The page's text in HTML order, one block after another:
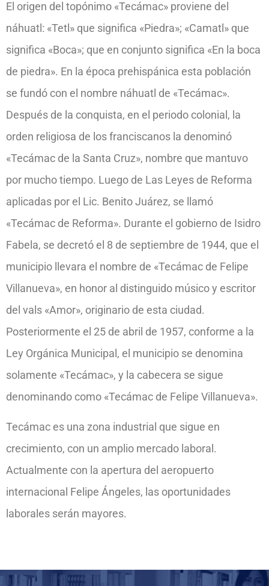
El origen del topónimo «Tecámac» proviene del
náhuatl: «Tetl» que significa «Piedra»; «Camatl» que
significa «Boca»; que en conjunto significa «En la boca
de piedra». En la época prehispánica esta población
se fundó con el nombre náhuatl de «Tecámac».
Después de la conquista, en el periodo colonial, la
orden religiosa de los franciscanos la denominó
«Tecámac de la Santa Cruz», nombre que mantuvo
por mucho tiempo. Luego de Las Leyes de Reforma
aplicadas por el Lic. Benito Juárez, se llamó
«Tecámac de Reforma». Durante el gobierno de Isidro
Fabela, se decretó el 8 de septiembre de 1944, que el
municipio llevara el nombre de «Tecámac de Felipe
Villanueva», en honor al distinguido músico y escritor
del vals «Amor», originario de esta ciudad.
Posteriormente el 25 de abril de 1957, conforme a la
Ley Orgánica Municipal, el municipio se denomina
solamente «Tecámac», y la cabecera se sigue
denominando como «Tecámac de Felipe Villanueva».
Tecámac es una zona industrial que sigue en
crecimiento, con un amplio mercado laboral.
Actualmente con la apertura del aeropuerto
internacional Felipe Ángeles, las oportunidades
laborales serán mayores.